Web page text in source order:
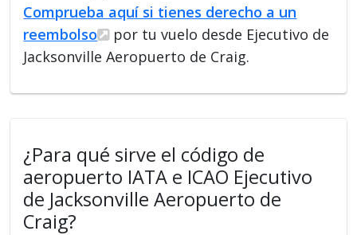
Comprueba aquí si tienes derecho a un
reembolso
por tu vuelo desde Ejecutivo de
Jacksonville Aeropuerto de Craig.
¿Para qué sirve el código de
aeropuerto IATA e ICAO Ejecutivo
de Jacksonville Aeropuerto de
Craig?